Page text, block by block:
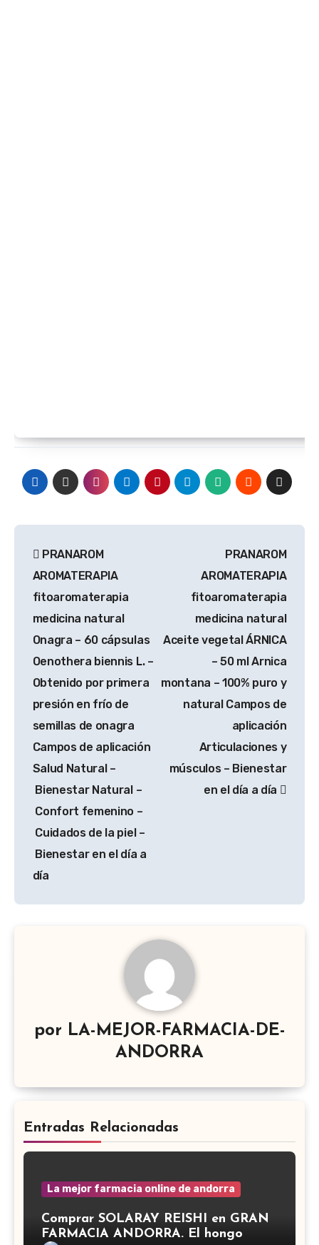
de
entradas
PRANAROM
AROMATERAPIA
fitoaromaterapia
medicina natural
Onagra – 60 cápsulas
Oenothera biennis L. –
Obtenido por primera
presión en frío de
semillas de onagra
Campos de aplicación
Salud Natural –
Bienestar Natural –
Confort femenino –
Cuidados de la piel –
Bienestar en el día a
día
PRANAROM
AROMATERAPIA
fitoaromaterapia
medicina natural
Aceite vegetal ÁRNICA
– 50 ml Arnica
montana – 100% puro y
natural Campos de
aplicación
Articulaciones y
músculos – Bienestar
en el día a día
por LA-MEJOR-FARMACIA-DE-
ANDORRA
Entradas Relacionadas
La mejor farmacia online de andorra
Comprar SOLARAY REISHI en GRAN
FARMACIA ANDORRA. El hongo